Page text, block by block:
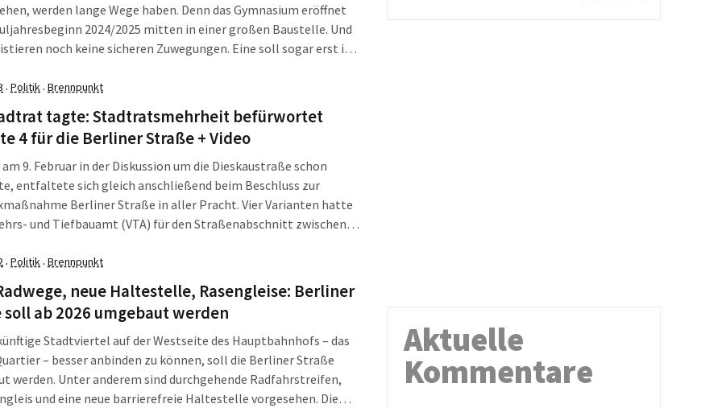
werden lange Wege haben. Denn das Gymnasium eröffnet
2024/2025 mitten in einer großen Baustelle. Und
noch keine sicheren Zuwegungen. Eine soll sogar erst in
wenn die neue Brücke […]
· Politik· Brennpunkt
tagte: Stadtratsmehrheit befürwortet
4 für die Berliner Straße + Video
am 9. Februar in der Diskussion um die Dieskaustraße schon
entfaltete sich gleich anschließend beim Beschluss zur
Berliner Straße in aller Pracht. Vier Varianten hatte
und Tiefbauamt (VTA) für den Straßenabschnitt zwischen
als Vorzugsvariante vorgeschlagen. Aber bei „Reduzierung der
sehen Leipzigs […]
· Politik· Brennpunkt
neue Haltestelle, Rasengleise: Berliner
soll ab 2026 umgebaut werden
Stadtviertel auf der Westseite des Hauptbahnhofs – das
– besser anbinden zu können, soll die Berliner Straße
werden. Unter anderem sind durchgehende Radfahrstreifen,
und eine neue barrierefreie Haltestelle vorgesehen. Die
Aktuelle
Kommentare